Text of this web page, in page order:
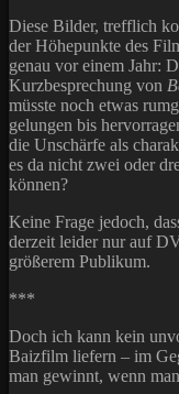
Diese Bilder, trefflich
der Höhepunkte des
genau vor einem Jahr:
Kurzbesprechung von
müsste noch etwas
gelungen bis
die Unschärfe als
es da nicht zwei oder
können?
Keine Frage jedoch,
derzeit leider nur auf
größerem Publikum.
***
Doch ich kann kein
Baizfilm liefern – im
man gewinnt, wenn